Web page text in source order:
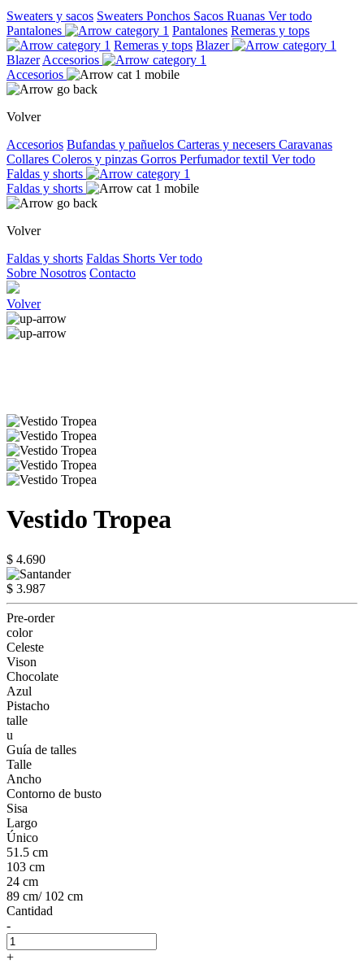
Sweaters y sacos Sweaters Ponchos Sacos Ruanas Ver todo
Pantalones
Pantalones Remeras y tops
Remeras y tops Blazer
Blazer Accesorios
Accesorios
Volver
Accesorios Bufandas y pañuelos Carteras y necesers Caravanas
Collares Coleros y pinzas Gorros Perfumador textil Ver todo
Faldas y shorts
Faldas y shorts
Volver
Faldas y shorts Faldas Shorts Ver todo
Sobre Nosotros Contacto
Volver
Vestido Tropea
$ 4.690
$ 3.987
Pre-order
color
Celeste
Vison
Chocolate
Azul
Pistacho
talle
u
Guía de talles
Talle
Ancho
Contorno de busto
Sisa
Largo
Único
51.5 cm
103 cm
24 cm
89 cm/ 102 cm
Cantidad
-
+